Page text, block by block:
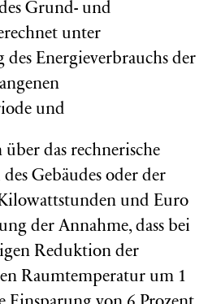
Grund- und
unter
Energieverbrauchs der
und
das rechnerische
Gebäudes oder der
und Euro
der Annahme, dass bei
Reduktion der
Raumtemperatur um 1